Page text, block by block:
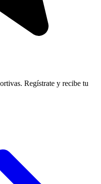
Regístrate y recibe tu